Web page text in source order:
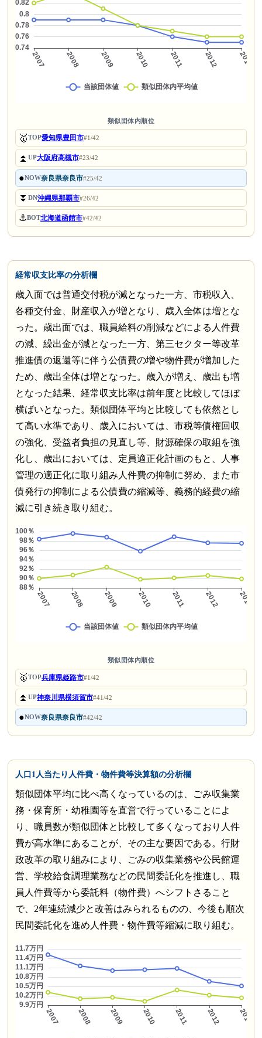
類似団体内順位
🥇TOP愛知県豊田市#1/42
⏫UP大阪府高槻市#23/42
●NOW奈良県奈良市#25/42
⏬DN沖縄県那覇市#26/42
⚓BOT北海道函館市#42/42
経常収支比率の分析欄
歳入面では普通交付税が減となった一方、市税収入、
各種交付金、財産収入が増となり、歳入全体は増とな
った。歳出面では、職員給料の削減などによる人件費
の減、繰出金が減となった一方、第三セクター等改革
推進債の返還等に伴う公債費の増や物件費が増加した
ため、歳出全体は増となった。歳入が増え、歳出も増
となった結果、経常収支比率は前年度と比較してほぼ
横ばいとなった。類似団体平均と比較しても依然とし
て高い水準であり、歳入においては、市税等債権回収
の強化、受益者負担の見直し等、財源確保の取組を強
化し、歳出においては、定員適正化計画のもと、人事
管理の適正化に取り組み人件費の抑制に努め、また市
債発行の抑制による公債費の縮減等、義務的経費の縮
減に引き続き取り組む。
類似団体内順位
🥇TOP兵庫県姫路市#1/42
⏫UP神奈川県横須賀市#41/42
●NOW奈良県奈良市#42/42
人口1人当たり人件費・物件費等決算額の分析欄
類似団体平均に比べ高くなっているのは、ごみ収集業
務・保育所・幼稚園等を直営で行っていることによ
り、職員数が類似団体と比較して多くなっており人件
費が高水準にあることが、その主な要因である。行財
政改革の取り組みにより、ごみの収集業務や公民館運
営、学校給食調理業務などの民間委託化を推進し、職
員人件費等から委託料（物件費）へシフトさること
で、2年連続減少と改善はみられるものの、今後も順次
民間委託化を進め人件費・物件費等縮減に取り組む。